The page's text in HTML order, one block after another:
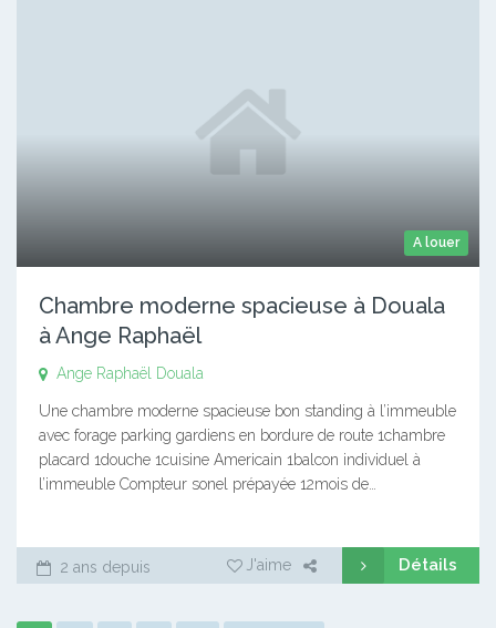
A louer
Chambre moderne spacieuse à Douala
à Ange Raphaël
Ange Raphaël Douala
Une chambre moderne spacieuse bon standing à l’immeuble
avec forage parking gardiens en bordure de route 1chambre
placard 1douche 1cuisine Americain 1balcon individuel à
l’immeuble Compteur sonel prépayée 12mois de…
2 ans depuis J'aime Détails